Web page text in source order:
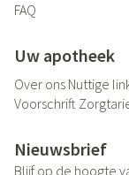
FAQ
Uw apotheek
Over ons Nuttige
Voorschrift
Nieuwsbrief
Blijf op de hoogte